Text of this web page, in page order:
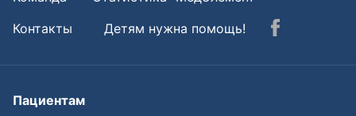
Контакты
Детям нужна помощь!
Пациентам